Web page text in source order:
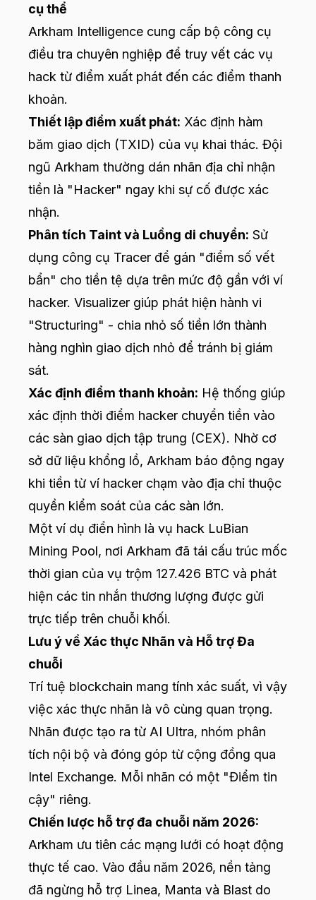
cụ thể
Arkham Intelligence cung cấp bộ công cụ
điều tra chuyên nghiệp để truy vết các vụ
hack từ điểm xuất phát đến các điểm thanh
khoản.
Thiết lập điểm xuất phát: Xác định hàm
băm giao dịch (TXID) của vụ khai thác. Đội
ngũ Arkham thường dán nhãn địa chỉ nhận
tiền là "Hacker" ngay khi sự cố được xác
nhận.
Phân tích Taint và Luồng di chuyển: Sử
dụng công cụ Tracer để gán "điểm số vết
bẩn" cho tiền tệ dựa trên mức độ gần với ví
hacker. Visualizer giúp phát hiện hành vi
"Structuring" - chia nhỏ số tiền lớn thành
hàng nghìn giao dịch nhỏ để tránh bị giám
sát.
Xác định điểm thanh khoản: Hệ thống giúp
xác định thời điểm hacker chuyển tiền vào
các sàn giao dịch tập trung (CEX). Nhờ cơ
sở dữ liệu khổng lồ, Arkham báo động ngay
khi tiền từ ví hacker chạm vào địa chỉ thuộc
quyền kiểm soát của các sàn lớn.
Một ví dụ điển hình là vụ hack LuBian
Mining Pool, nơi Arkham đã tái cấu trúc mốc
thời gian của vụ trộm 127.426 BTC và phát
hiện các tin nhắn thương lượng được gửi
trực tiếp trên chuỗi khối.
Lưu ý về Xác thực Nhãn và Hỗ trợ Đa
chuỗi
Trí tuệ blockchain mang tính xác suất, vì vậy
việc xác thực nhãn là vô cùng quan trọng.
Nhãn được tạo ra từ AI Ultra, nhóm phân
tích nội bộ và đóng góp từ cộng đồng qua
Intel Exchange. Mỗi nhãn có một "Điểm tin
cậy" riêng.
Chiến lược hỗ trợ đa chuỗi năm 2026:
Arkham ưu tiên các mạng lưới có hoạt động
thực tế cao. Vào đầu năm 2026, nền tảng
đã ngừng hỗ trợ Linea, Manta và Blast do